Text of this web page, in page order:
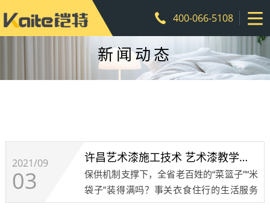
400-066-5108
新闻动态
2021/09
03
许昌艺术漆施工技术 艺术漆教学培训 艺术涂料注意事项4
保供机制支撑下，全省老百姓的“菜篮子”“米
袋子”装得满吗？事关衣食住行的生活服务
何时才能恢复正常？发布会上，省商务厅、